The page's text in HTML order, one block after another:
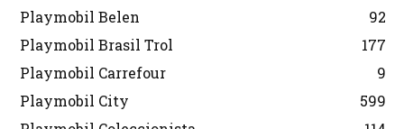
Playmobil Belen
92
Playmobil Brasil Trol
177
Playmobil Carrefour
9
Playmobil City
599